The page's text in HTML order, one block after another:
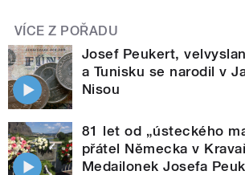
VÍCE Z POŘADU
Josef Peukert,
a Tunisku se narodil v
Nisou
81 let od „ústeckého
přátel Německa v
Medailonek Josefa